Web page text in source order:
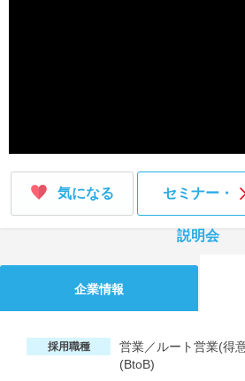
気になる セミナー・
説明会
企業情報
採用職種
営業／ルート営業(得
(BtoB)